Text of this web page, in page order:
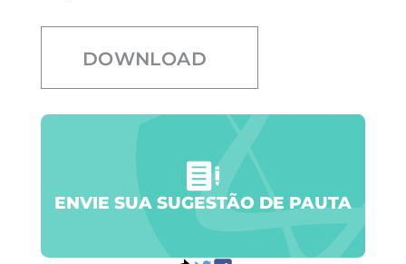
DOWNLOAD
ENVIE SUA SUGESTÃO DE PAUTA